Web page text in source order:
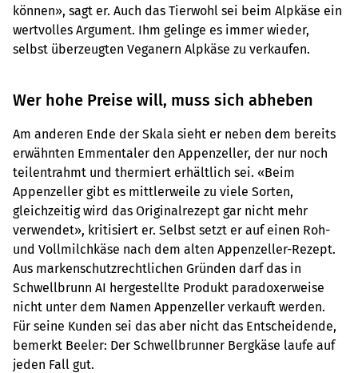
können», sagt er. Auch das Tierwohl sei beim Alpkäse ein
wertvolles Argument. Ihm gelinge es immer wieder,
selbst überzeugten Veganern Alpkäse zu verkaufen.
Wer hohe Preise will, muss sich abheben
Am anderen Ende der Skala sieht er neben dem bereits
erwähnten Emmentaler den Appenzeller, der nur noch
teilentrahmt und thermiert erhältlich sei. «Beim
Appenzeller gibt es mittlerweile zu viele Sorten,
gleichzeitig wird das Originalrezept gar nicht mehr
verwendet», kritisiert er. Selbst setzt er auf einen Roh-
und Vollmilchkäse nach dem alten Appenzeller-Rezept.
Aus markenschutzrechtlichen Gründen darf das in
Schwellbrunn AI hergestellte Produkt paradoxerweise
nicht unter dem Namen Appenzeller verkauft werden.
Für seine Kunden sei das aber nicht das Entscheidende,
bemerkt Beeler: Der Schwellbrunner Bergkäse laufe auf
jeden Fall gut.